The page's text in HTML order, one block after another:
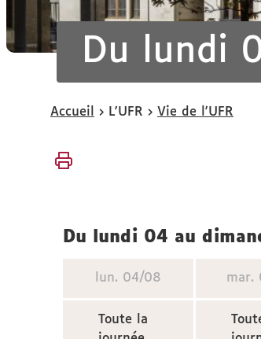
Du lundi
Vous
ici :
Accueil L'UFR Vie de l'UFR
du lundi 04 au
lun. 04/08 mar.
Toute la